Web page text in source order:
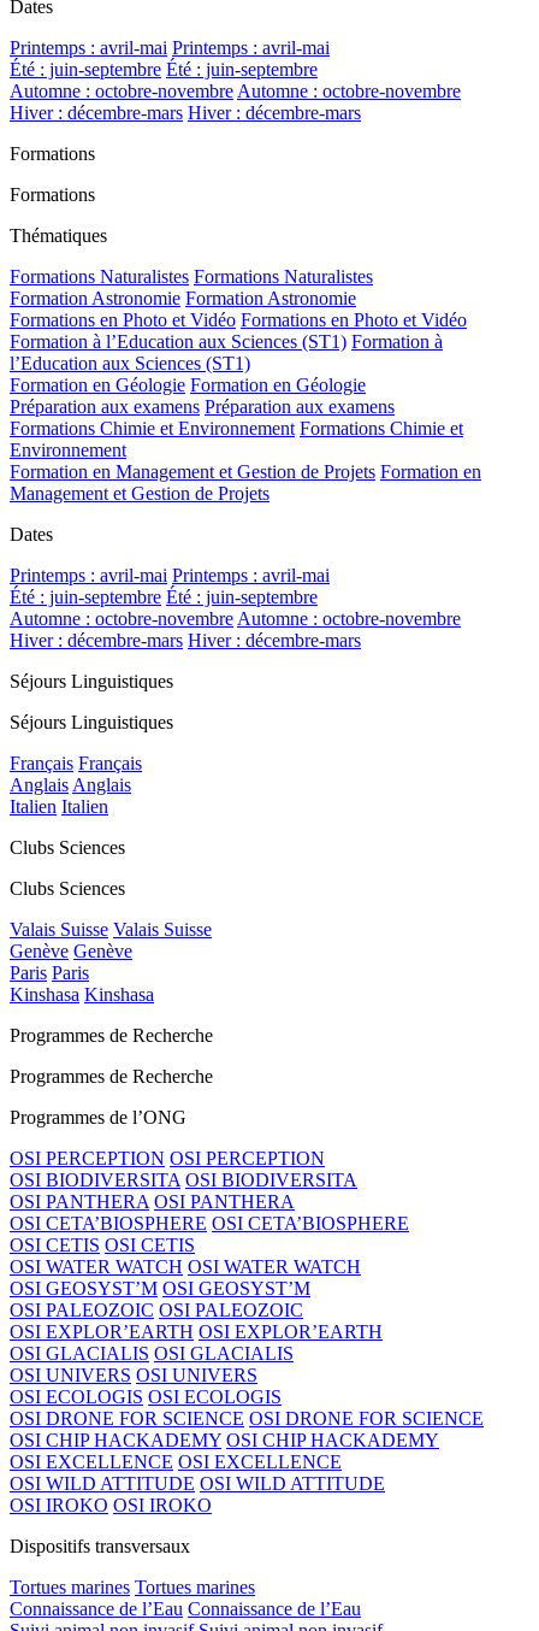
Dates
Printemps : avril-mai Printemps : avril-mai
Été : juin-septembre Été : juin-septembre
Automne : octobre-novembre Automne : octobre-novembre
Hiver : décembre-mars Hiver : décembre-mars
Formations
Formations
Thématiques
Formations Naturalistes Formations Naturalistes
Formation Astronomie Formation Astronomie
Formations en Photo et Vidéo Formations en Photo et Vidéo
Formation à l’Education aux Sciences (ST1) Formation à
l’Education aux Sciences (ST1)
Formation en Géologie Formation en Géologie
Préparation aux examens Préparation aux examens
Formations Chimie et Environnement Formations Chimie et
Environnement
Formation en Management et Gestion de Projets Formation en
Management et Gestion de Projets
Dates
Printemps : avril-mai Printemps : avril-mai
Été : juin-septembre Été : juin-septembre
Automne : octobre-novembre Automne : octobre-novembre
Hiver : décembre-mars Hiver : décembre-mars
Séjours Linguistiques
Séjours Linguistiques
Français Français
Anglais Anglais
Italien Italien
Clubs Sciences
Clubs Sciences
Valais Suisse Valais Suisse
Genève Genève
Paris Paris
Kinshasa Kinshasa
Programmes de Recherche
Programmes de Recherche
Programmes de l’ONG
OSI PERCEPTION OSI PERCEPTION
OSI BIODIVERSITA OSI BIODIVERSITA
OSI PANTHERA OSI PANTHERA
OSI CETA’BIOSPHERE OSI CETA’BIOSPHERE
OSI CETIS OSI CETIS
OSI WATER WATCH OSI WATER WATCH
OSI GEOSYST’M OSI GEOSYST’M
OSI PALEOZOIC OSI PALEOZOIC
OSI EXPLOR’EARTH OSI EXPLOR’EARTH
OSI GLACIALIS OSI GLACIALIS
OSI UNIVERS OSI UNIVERS
OSI ECOLOGIS OSI ECOLOGIS
OSI DRONE FOR SCIENCE OSI DRONE FOR SCIENCE
OSI CHIP HACKADEMY OSI CHIP HACKADEMY
OSI EXCELLENCE OSI EXCELLENCE
OSI WILD ATTITUDE OSI WILD ATTITUDE
OSI IROKO OSI IROKO
Dispositifs transversaux
Tortues marines Tortues marines
Connaissance de l’Eau Connaissance de l’Eau